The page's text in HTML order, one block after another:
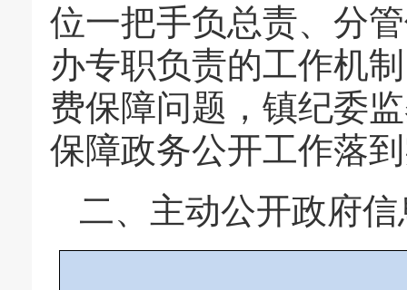
位一把手负总责、分
办专职负责的工作机
费保障问题，镇纪委
保障政务公开工作落
二、主动公开政府